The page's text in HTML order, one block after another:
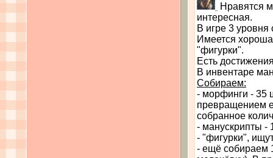
Нравятся
интересная.
В игре 3 уровня
Имеется
"фигурки".
Есть
В инвентаре
Собираем:
- морфинги - 35
превращением
собранное
- манускрипты -
- "фигурки",
- ещё собираем